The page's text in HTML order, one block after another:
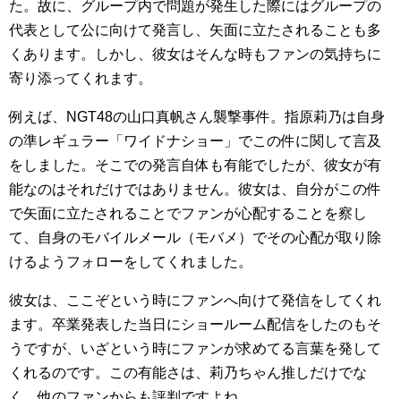
た。故に、グループ内で問題が発生した際にはグループの
代表として公に向けて発言し、矢面に立たされることも多
くあります。しかし、彼女はそんな時もファンの気持ちに
寄り添ってくれます。
例えば、NGT48の山口真帆さん襲撃事件。指原莉乃は自身
の準レギュラー「ワイドナショー」でこの件に関して言及
をしました。そこでの発言自体も有能でしたが、彼女が有
能なのはそれだけではありません。彼女は、自分がこの件
で矢面に立たされることでファンが心配することを察し
て、自身のモバイルメール（モバメ）でその心配が取り除
けるようフォローをしてくれました。
彼女は、ここぞという時にファンへ向けて発信をしてくれ
ます。卒業発表した当日にショールーム配信をしたのもそ
うですが、いざという時にファンが求めてる言葉を発して
くれるのです。この有能さは、莉乃ちゃん推しだけでな